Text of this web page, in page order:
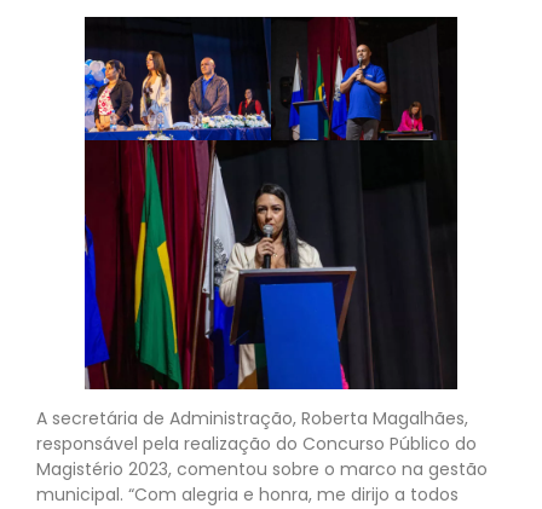
A secretária de Administração, Roberta Magalhães,
responsável pela realização do Concurso Público do
Magistério 2023, comentou sobre o marco na gestão
municipal. “Com alegria e honra, me dirijo a todos